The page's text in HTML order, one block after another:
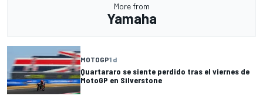
More from
Yamaha
MOTOGP1 d
Quartararo se siente perdido tras el viernes de
MotoGP en Silverstone